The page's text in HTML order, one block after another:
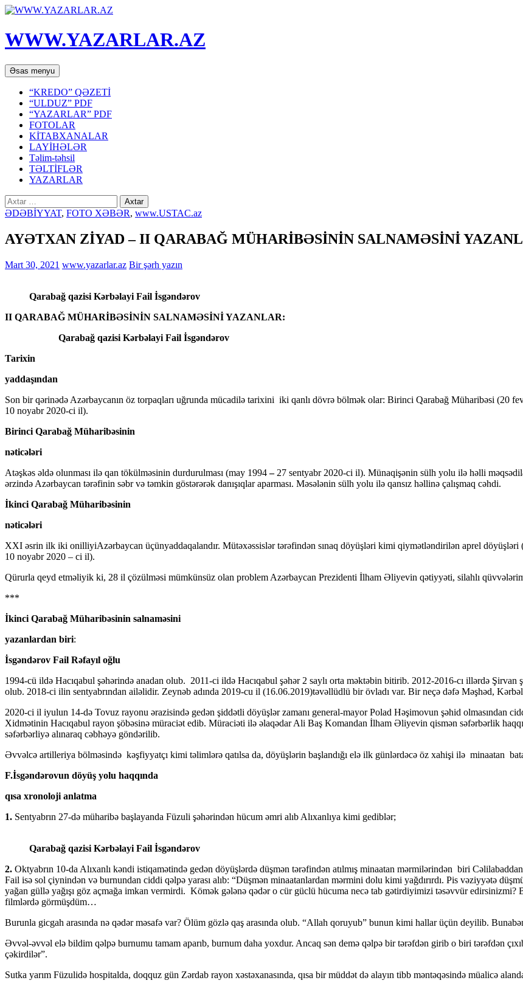
WWW.YAZARLAR.AZ
Axtar
Əsas menyu Mühtəviyyata
keç
“KREDO” QƏZETİ
“ULDUZ” PDF
“YAZARLAR” PDF
FOTOLAR
KİTABXANALAR
LAYİHƏLƏR
Təlim-təhsil
TƏLTİFLƏR
YAZARLAR
Axtarış:
ƏDƏBİYYAT, FOTO XƏBƏR, www.USTAC.az
AYƏTXAN ZİYAD – II QARABAĞ MÜHARİBƏSİNİN SALNAMƏSİNİ
Mart 30, 2021 www.yazarlar.az Bir şərh yazın
Qarabağ qazisi Kərbəlayi Fail İsgəndərov
II QARABAĞ MÜHARİBƏSİNİN SALNAMƏSİNİ YAZANLAR:
Qarabağ qazisi Kərbəlayi Fail İsgəndərov
Tarixin
yaddaşından
Son bir qərinədə Azərbaycanın öz torpaqları uğrunda mücadilə tarixini iki qanlı dövrə bölmək olar: Birinci Qarabağ Müharibəsi (20
10 noyabr 2020-ci il).
Birinci Qarabağ Müharibəsinin
nəticələri
Atəşkəs əldə olunması ilə qan tökülməsinin durdurulması (may 1994– 27 sentyabr 2020-ci il). Münaqişənin sülh yolu ilə həlli
ərzində Azərbaycan tərəfinin səbr və təmkin göstərərək danışıqlar aparması. Məsələnin sülh yolu ilə qansız həllinə çalışmaq cəhdi.
İkinci Qarabağ Müharibəsinin
nəticələri
XXI əsrin ilk iki onilliyiAzərbaycan üçünyaddaqalandır. Mütəxəssislər tərəfindən sınaq döyüşləri kimi qiymətləndirilən aprel
10 noyabr 2020 – ci il).
Qürurla qeyd etməliyik ki, 28 il çözülməsi mümkünsüz olan problem Azərbaycan Prezidenti İlham Əliyevin qətiy­yəti, silahlı
***
İkinci Qarabağ Müharibəsinin salnaməsini
yazanlardan biri:
İsgəndərov Fail Rəfayıl oğlu
1994-cü ildə Hacıqabul şəhərində anadan olub. 2011-ci ildə Hacıqabul şəhər 2 saylı orta məktəbin bitirib. 2012-2016-cı illərdə
olub. 2018-ci ilin sentyabrından ailəlidir. Zeynəb adında 2019-cu il (16.06.2019)təvəllüdlü bir övladı var. Bir neçə dəfə Məşhəd,
2020-ci il iyulun 14-də Tovuz rayonu ərazisində gedən şiddətli döyüşlər zamanı general-mayor Polad Həşimovun şəhid olmasın­dan
Xidmətinin Hacıqabul rayon şöbəsinə müraciət edib. Müraciəti ilə əlaqədar Ali Baş Komandan İlham Əliyevin qismən səfərbərlik
səfərbərliyə alınaraq cəbhəyə göndərilib.
Əvvəlcə artilleriya bölməsində kəşfiyyatçı kimi təlimlərə qatılsa da, döyüşlərin başlandığı elə ilk günlərdəcə öz xahişi ilə minaatan
F.İsgəndərovun döyüş yolu haqqında
qısa xronoloji anlatma
1. Sentyabrın 27-də müharibə başlayanda Füzuli şəhərindən hücum əmri alıb Alıxanlıya kimi gediblər;
Qarabağ qazisi Kərbəlayi Fail İsgəndərov
2. Oktyabrın 10-da Alıxanlı kəndi istiqamətində gedən döyüşlərdə düşmən tərəfindən atılmış minaatan mərmilərindən biri
Fail isə sol çiynindən və burnundan ciddi qəlpə yarası alıb: “Düşmən minaatanlardan mərmini dolu kimi yağdırırdı. Pis və­ziy­yətə
yağan güllə yağışı göz açmağa imkan vermirdi. Kömək gələnə qədər o cür güclü hücuma necə tab gətirdiyimizi təsəvvür
filmlərdə görmüşdüm…
Burunla gicgah arasında nə qədər məsafə var? Ölüm gözlə qaş arasında olub. “Allah qoruyub” bunun kimi hallar üçün deyilib.
Əvvəl-əvvəl elə bildim qəlpə burnumu tamam aparıb, burnum daha yoxdur. Ancaq sən demə qəlpə bir tərəfdən girib o biri tərəfdən
çəkirdilər”.
Sutka yarım Füzulidə hospitalda, doqquz gün Zərdab rayon xəstəxanasında, qısa bir müddət də alayın tibb məntəqəsində müalicə